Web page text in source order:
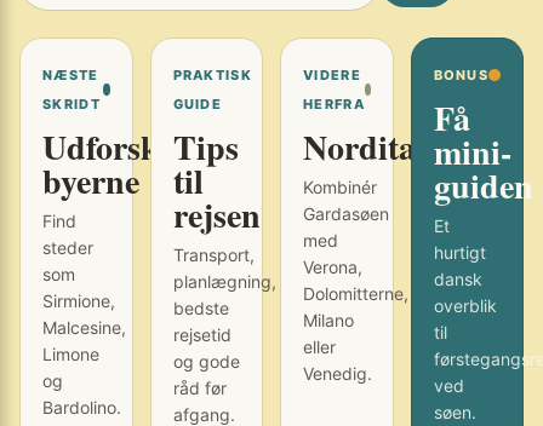
NÆSTE
SKRIDT
Udforsk
byerne
Find
steder
som
Sirmione,
Malcesine,
Limone
og
Bardolino.
PRAKTISK
GUIDE
Tips
til
rejsen
Transport,
planlægning,
bedste
rejsetid
og gode
råd før
afgang.
VIDERE
HERFRA
Norditalien
Kombinér
Gardasøen
med
Verona,
Dolomitterne,
Milano
eller
Venedig.
BONUS
Få
mini-
guiden
Et
hurtigt
dansk
overblik
til
ved
søen.